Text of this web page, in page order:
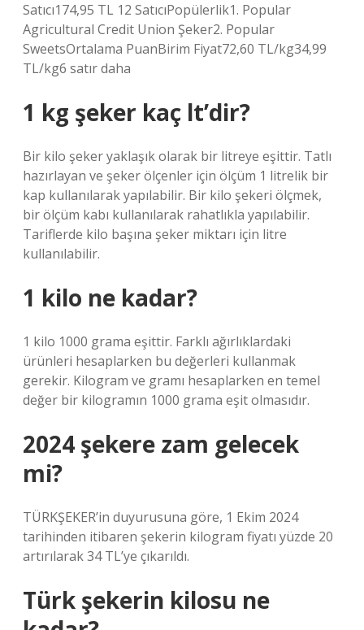
Satıcı174,95 TL 12 SatıcıPopülerlik1. Popular
Agricultural Credit Union Şeker2. Popular
SweetsOrtalama PuanBirim Fiyat72,60 TL/kg34,99
TL/kg6 satır daha
1 kg şeker kaç lt’dir?
Bir kilo şeker yaklaşık olarak bir litreye eşittir. Tatlı
hazırlayan ve şeker ölçenler için ölçüm 1 litrelik bir
kap kullanılarak yapılabilir. Bir kilo şekeri ölçmek,
bir ölçüm kabı kullanılarak rahatlıkla yapılabilir.
Tariflerde kilo başına şeker miktarı için litre
kullanılabilir.
1 kilo ne kadar?
1 kilo 1000 grama eşittir. Farklı ağırlıklardaki
ürünleri hesaplarken bu değerleri kullanmak
gerekir. Kilogram ve gramı hesaplarken en temel
değer bir kilogramın 1000 grama eşit olmasıdır.
2024 şekere zam gelecek
mi?
TÜRKŞEKER’in duyurusuna göre, 1 Ekim 2024
tarihinden itibaren şekerin kilogram fiyatı yüzde 20
artırılarak 34 TL’ye çıkarıldı.
Türk şekerin kilosu ne